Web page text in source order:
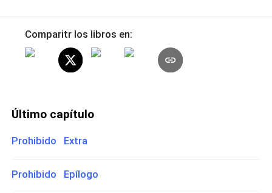
Comparitr los libros en:
Último capítulo
Prohibido Extra
Prohibido Epílogo